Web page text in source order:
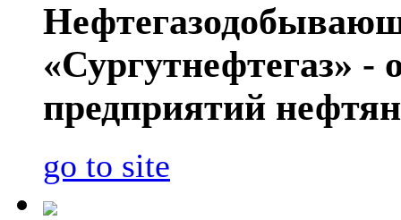
«Сургутнефтегаз» -
предприятий
go to site